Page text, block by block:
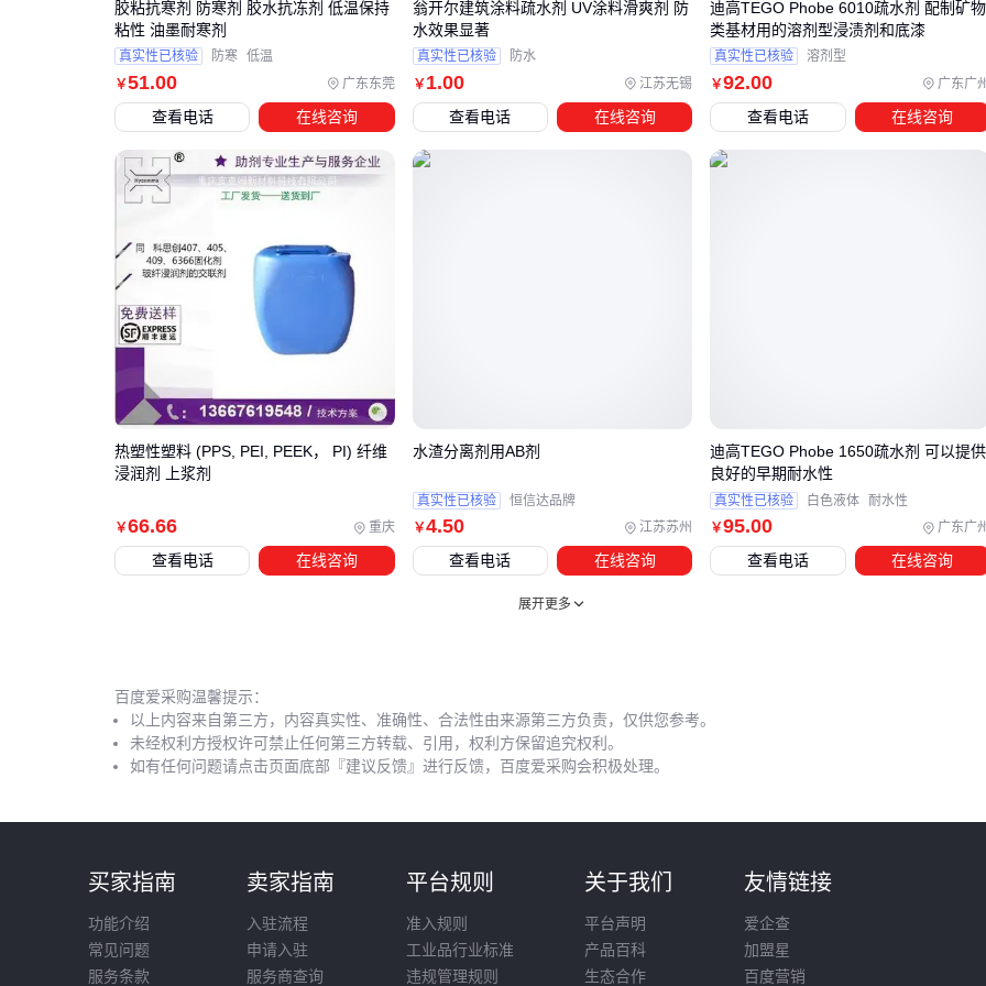
效果偏差。接下来需要关注的是配套反应设备的匹配问题。
四、降解剂配套设备如何选？这些关键环节容易被忽视
选择降解剂后，配套设备的匹配度直接影响处理效果和操作安
全。反应釜作为核心容器，需根据降解剂特性选择耐腐蚀材
搅拌系统需与降解剂黏度适配——高黏度降解剂可能需要锚框
式搅拌桨
，而低黏度溶液用桨式即可。不锈钢或四氟材质的
搅拌桨能耐受多数化学腐蚀，但强酸环境仍需特殊涂层。
日常维护重点：
定期检查搅拌桨磨损情况，变形叶片会导致混合不均
遇到降解效果下降时，不要盲目增加投加量。应先排查pH值是
否偏离最佳范围，或检测仪器是否需要校准。絮凝剂和消泡剂
等辅助药剂也需同步调整配比。
￥51.00 广东东莞
胶粘抗寒剂 防寒剂 胶水抗冻剂 低温保持
粘性 油墨耐寒剂
真实性已核验 防寒 低温
查看电话 在线咨询
￥1.00 江苏无锡
翁开尔建筑涂料疏水剂 UV涂料滑爽剂 防
水效果显著
真实性已核验 防水
查看电话 在线咨询
￥92.00 广东广
迪高TEGO Phobe 6010疏水剂 配制矿物
类基材用的溶剂型浸渍剂和底漆
真实性已核验 溶剂型
查看电话 在线咨询
￥66.66 重庆
热塑性塑料 (PPS, PEI, PEEK， PI) 纤维
浸润剂 上浆剂
查看电话 在线咨询
￥4.50 江苏苏州
水渣分离剂用AB剂
真实性已核验 恒信达品牌
查看电话 在线咨询
￥95.00 广东广
迪高TEGO Phobe 1650疏水剂 可以提供
良好的早期耐水性
真实性已核验 白色液体 耐水性
查看电话 在线咨询
展开更多
百度爱采购温馨提示：
以上内容来自第三方，内容真实性、准确性、合法性由来源第三方负责，仅供您参考。
未经权利方授权许可禁止任何第三方转载、引用，权利方保留追究权利。
如有任何问题请点击页面底部『建议反馈』进行反馈，百度爱采购会积极处理。
买家指南
功能介绍
常见问题
服务条款
卖家指南
入驻流程
申请入驻
服务商查询
平台规则
准入规则
工业品行业标准
违规管理规则
关于我们
平台声明
产品百科
生态合作
友情链接
爱企查
加盟星
百度营销